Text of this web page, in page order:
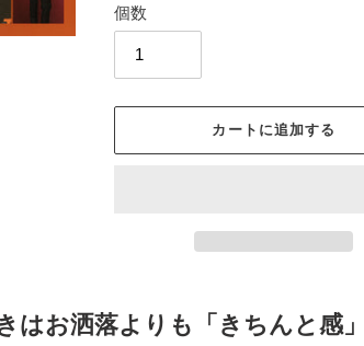
個数
カートに追加する
ー
ト
はお洒落よりも「きちんと感